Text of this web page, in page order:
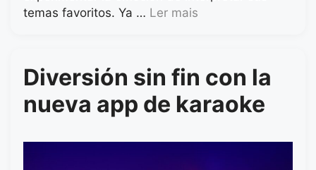
temas favoritos. Ya … Ler mais
Diversión sin fin con la
nueva app de karaoke